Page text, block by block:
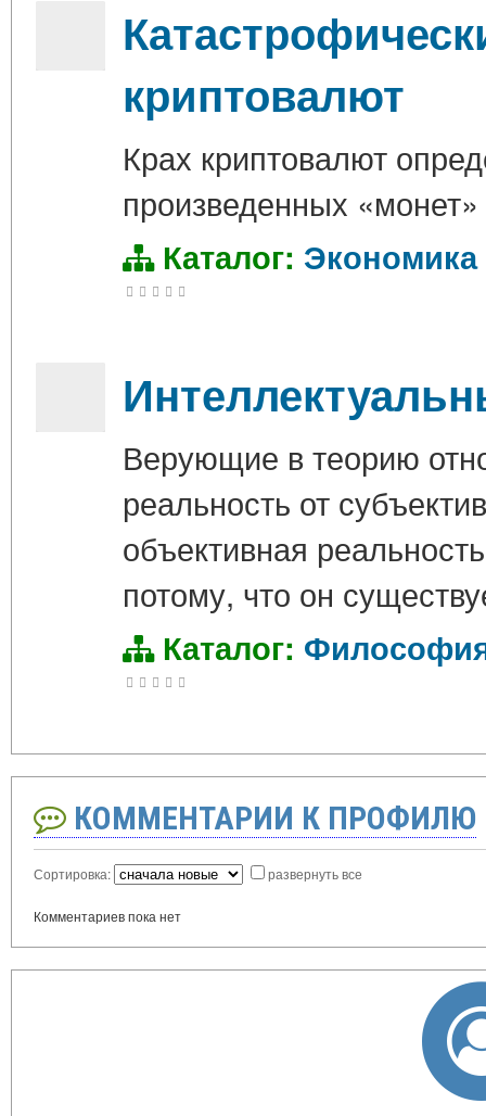
криптовалют
Крах криптовалют
произведенных
Каталог: Экономика
Верующие в теорию
реальность от
объективная
потому, что он
Каталог:
КОММЕНТАРИИ К ПРОФИЛЮ
Сортировка: развернуть все
Комментариев пока нет